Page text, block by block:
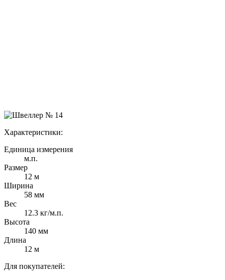
Характеристики:
Единица измерения
м.п.
Размер
12 м
Ширина
58 мм
Вес
12.3 кг/м.п.
Высота
140 мм
Длина
12 м
Для покупателей: